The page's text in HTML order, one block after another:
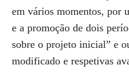
em vários momentos, por
e a promoção de dois
sobre o projeto inicial” e
modificado e respetivas